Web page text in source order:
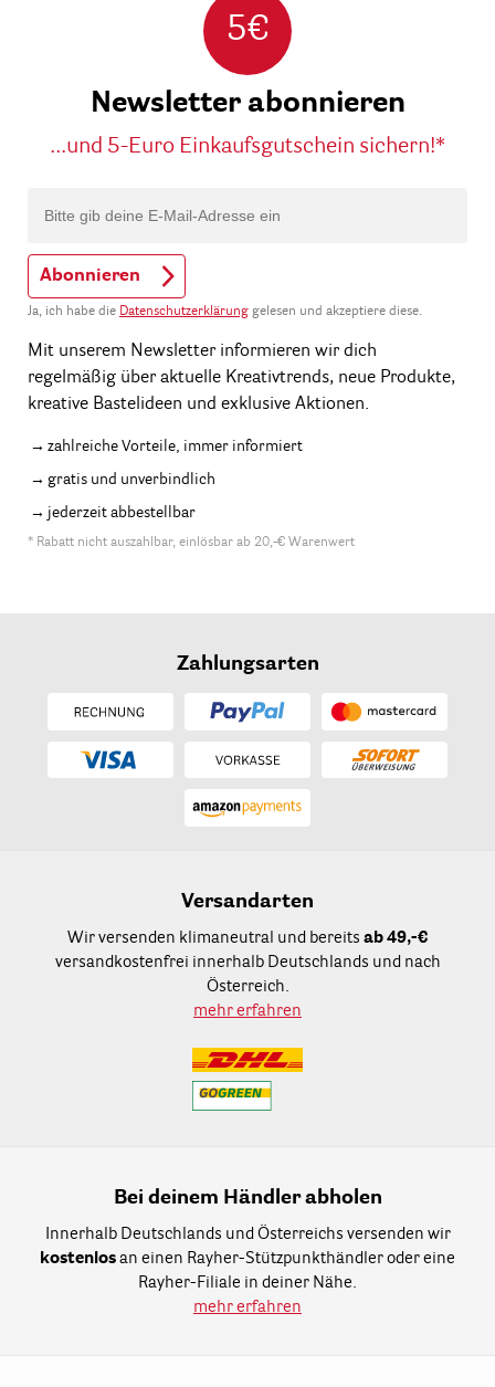
5€
Newsletter abonnieren
...und 5-Euro Einkaufsgutschein sichern!*
Abonnieren
Ja, ich habe die Datenschutzerklärung gelesen und akzeptiere diese.
Mit unserem Newsletter informieren wir dich
regelmäßig über aktuelle Kreativtrends, neue Produkte,
kreative Bastelideen und exklusive Aktionen.
zahlreiche Vorteile, immer informiert
gratis und unverbindlich
jederzeit abbestellbar
* Rabatt nicht auszahlbar, einlösbar ab 20,-€ Warenwert
Zahlungsarten
Versandarten
Wir versenden klimaneutral und bereits ab 49,-€
versandkostenfrei innerhalb Deutschlands und nach
Österreich.
mehr erfahren
Bei deinem Händler abholen
Innerhalb Deutschlands und Österreichs versenden wir
kostenlos an einen Rayher-Stützpunkthändler oder eine
Rayher-Filiale in deiner Nähe.
mehr erfahren